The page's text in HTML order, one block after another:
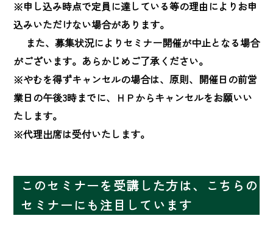
※申し込み時点で定員に達している等の理由によりお申
込みいただけない場合があります。
また、募集状況によりセミナー開催が中止となる場合
がございます。あらかじめご了承ください。
※やむを得ずキャンセルの場合は、原則、開催日の前営
業日の午後3時までに、ＨＰからキャンセルをお願いい
たします。
※代理出席は受付いたします。
このセミナーを受講した方は、こちらの
セミナーにも注目しています